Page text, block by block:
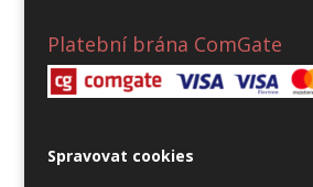
Platební brána ComGate
Spravovat cookies